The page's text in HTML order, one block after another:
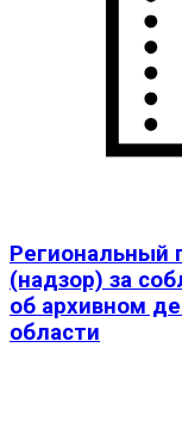
Региональный
(надзор) за
об архивном
области